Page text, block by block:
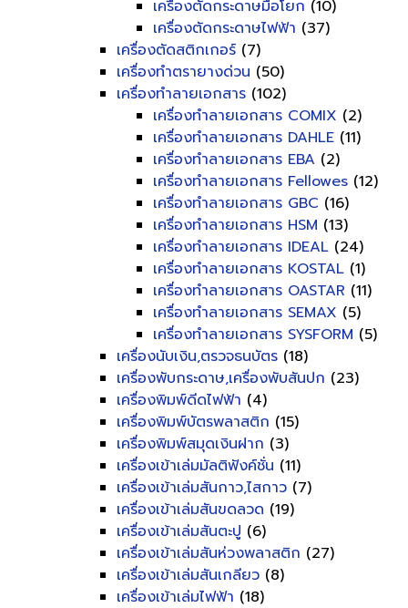
เครื่องตัดกระดาษมือโยก (10)
เครื่องตัดกระดาษไฟฟ้า (37)
เครื่องตัดสติกเกอร์ (7)
เครื่องทำตรายางด่วน (50)
เครื่องทำลายเอกสาร (102)
เครื่องทำลายเอกสาร COMIX (2)
เครื่องทำลายเอกสาร DAHLE (11)
เครื่องทำลายเอกสาร EBA (2)
เครื่องทำลายเอกสาร Fellowes (12)
เครื่องทำลายเอกสาร GBC (16)
เครื่องทำลายเอกสาร HSM (13)
เครื่องทำลายเอกสาร IDEAL (24)
เครื่องทำลายเอกสาร KOSTAL (1)
เครื่องทำลายเอกสาร OASTAR (11)
เครื่องทำลายเอกสาร SEMAX (5)
เครื่องทำลายเอกสาร SYSFORM (5)
เครื่องนับเงิน,ตรวจธนบัตร (18)
เครื่องพับกระดาษ,เครื่องพับสันปก (23)
เครื่องพิมพ์ดีดไฟฟ้า (4)
เครื่องพิมพ์บัตรพลาสติก (15)
เครื่องพิมพ์สมุดเงินฝาก (3)
เครื่องเข้าเล่มมัลติฟังค์ชั่น (11)
เครื่องเข้าเล่มสันกาว,ไสกาว (7)
เครื่องเข้าเล่มสันขดลวด (19)
เครื่องเข้าเล่มสันตะปู (6)
เครื่องเข้าเล่มสันห่วงพลาสติก (27)
เครื่องเข้าเล่มสันเกลียว (8)
เครื่องเข้าเล่มไฟฟ้า (18)